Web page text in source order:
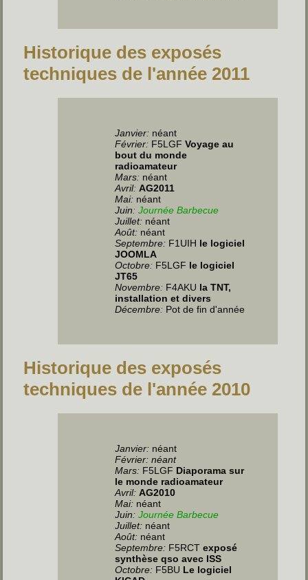
Historique des exposés
techniques de l'année 2011
Janvier: néant
Février: F5LGFVoyage au
bout du monde
radioamateur
Mars: néant
Avril: AG2011
Mai: néant
Juin:Journée Barbecue
Juillet: néant
Août: néant
Septembre: F1UIH le logiciel
JOOMLA
Octobre: F5LGF le logiciel
JT65
Novembre: F4AKU la TNT,
installation et divers
Décembre: Pot de fin d'année
Historique des exposés
techniques de l'année 2010
Janvier: néant
Février: néant
Mars: F5LGF Diaporama sur
le monde radioamateur
Avril: AG2010
Mai: néant
Juin:Journée Barbecue
Juillet: néant
Août: néant
Septembre: F5RCTexposé
synthèse qso avec ISS
Octobre: F5BU Le logiciel